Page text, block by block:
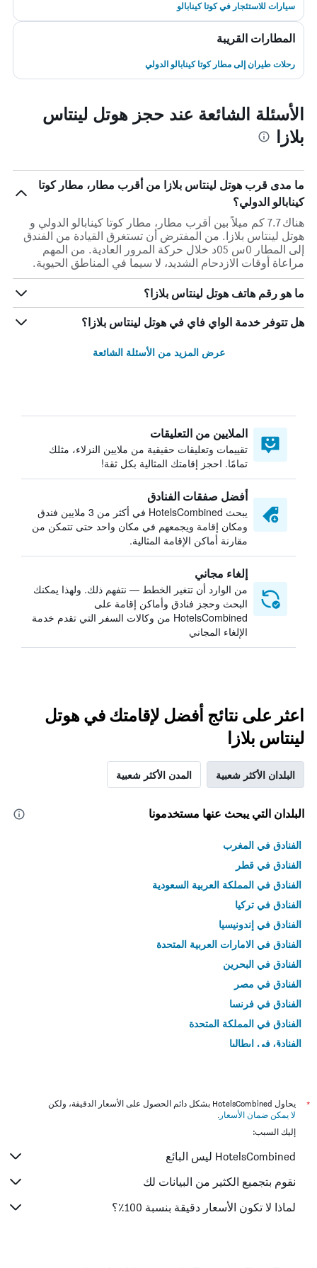
سيارات للاستئجار في كوتا كينابالو
المطارات القريبة
رحلات طيران إلى مطار كوتا كينابالو الدولي
الأسئلة الشائعة عند حجز هوتل لينتاس
بلازا
ما مدى قرب هوتل لينتاس بلازا من أقرب مطار، مطار كوتا
كينابالو الدولي؟
هناك 7.7 كم ميلاً بين أقرب مطار، مطار كوتا كينابالو الدولي و
هوتل لينتاس بلازا. من المفترض أن تستغرق القيادة من الفندق
إلى المطار 0س 05د خلال حركة المرور العادية. من المهم
مراعاة أوقات الازدحام الشديد، لا سيما في المناطق الحيوية.
ما هو رقم هاتف هوتل لينتاس بلازا؟
هل تتوفر خدمة الواي فاي في هوتل لينتاس بلازا؟
عرض المزيد من الأسئلة الشائعة
الملايين من التعليقات
تقييمات وتعليقات حقيقية من ملايين النزلاء، مثلك
تمامًا. احجز إقامتك المثالية بكل ثقة!
أفضل صفقات الفنادق
يبحث HotelsCombined في أكثر من 3 ملايين فندق
ومكان إقامة ويجمعهم في مكان واحد حتى تتمكن من
مقارنة أماكن الإقامة المثالية.
إلغاء مجاني
من الوارد أن تتغير الخطط — نتفهم ذلك. ولهذا يمكنك
البحث وحجز فنادق وأماكن إقامة على
HotelsCombined من وكالات السفر التي تقدم خدمة
الإلغاء المجاني
اعثر على نتائج أفضل لإقامتك في هوتل
لينتاس بلازا
البلدان الأكثر شعبية المدن الأكثر شعبية
البلدان التي يبحث عنها مستخدمونا
الفنادق في المغرب
الفنادق في قطر
الفنادق في المملكة العربية السعودية
الفنادق في تركيا
الفنادق في إندونيسيا
الفنادق في الامارات العربية المتحدة
الفنادق في البحرين
الفنادق في مصر
الفنادق في فرنسا
الفنادق في المملكة المتحدة
الفنادق في إيطاليا
*
يحاول HotelsCombined بشكل دائم الحصول على الأسعار الدقيقة، ولكن
لا يمكن ضمان الأسعار .
إليك السبب:
HotelsCombined ليس البائع
نقوم بتجميع الكثير من البيانات لك
لماذا لا تكون الأسعار دقيقة بنسبة 100٪؟